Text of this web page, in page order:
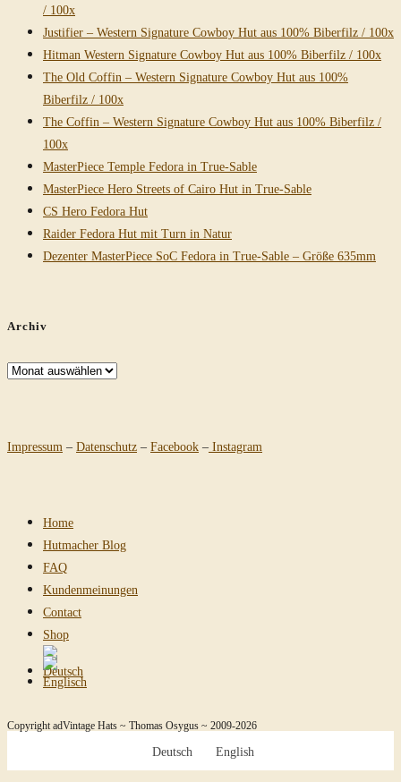
/ 100x
Justifier – Western Signature Cowboy Hut aus 100% Biberfilz / 100x
Hitman Western Signature Cowboy Hut aus 100% Biberfilz / 100x
The Old Coffin – Western Signature Cowboy Hut aus 100%
Biberfilz / 100x
The Coffin – Western Signature Cowboy Hut aus 100% Biberfilz /
100x
MasterPiece Temple Fedora in True-Sable
MasterPiece Hero Streets of Cairo Hut in True-Sable
CS Hero Fedora Hut
Raider Fedora Hut mit Turn in Natur
Dezenter MasterPiece SoC Fedora in True-Sable – Größe 635mm
Archiv
Archiv
Impressum – Datenschutz – Facebook – Instagram
Home
Hutmacher Blog
FAQ
Kundenmeinungen
Contact
Shop
Copyright adVintage Hats ~ Thomas Osygus ~ 2009-2026
Deutsch English